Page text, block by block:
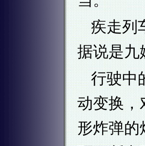
疾走列
据说是九
行驶中
动变换，
形炸弹的